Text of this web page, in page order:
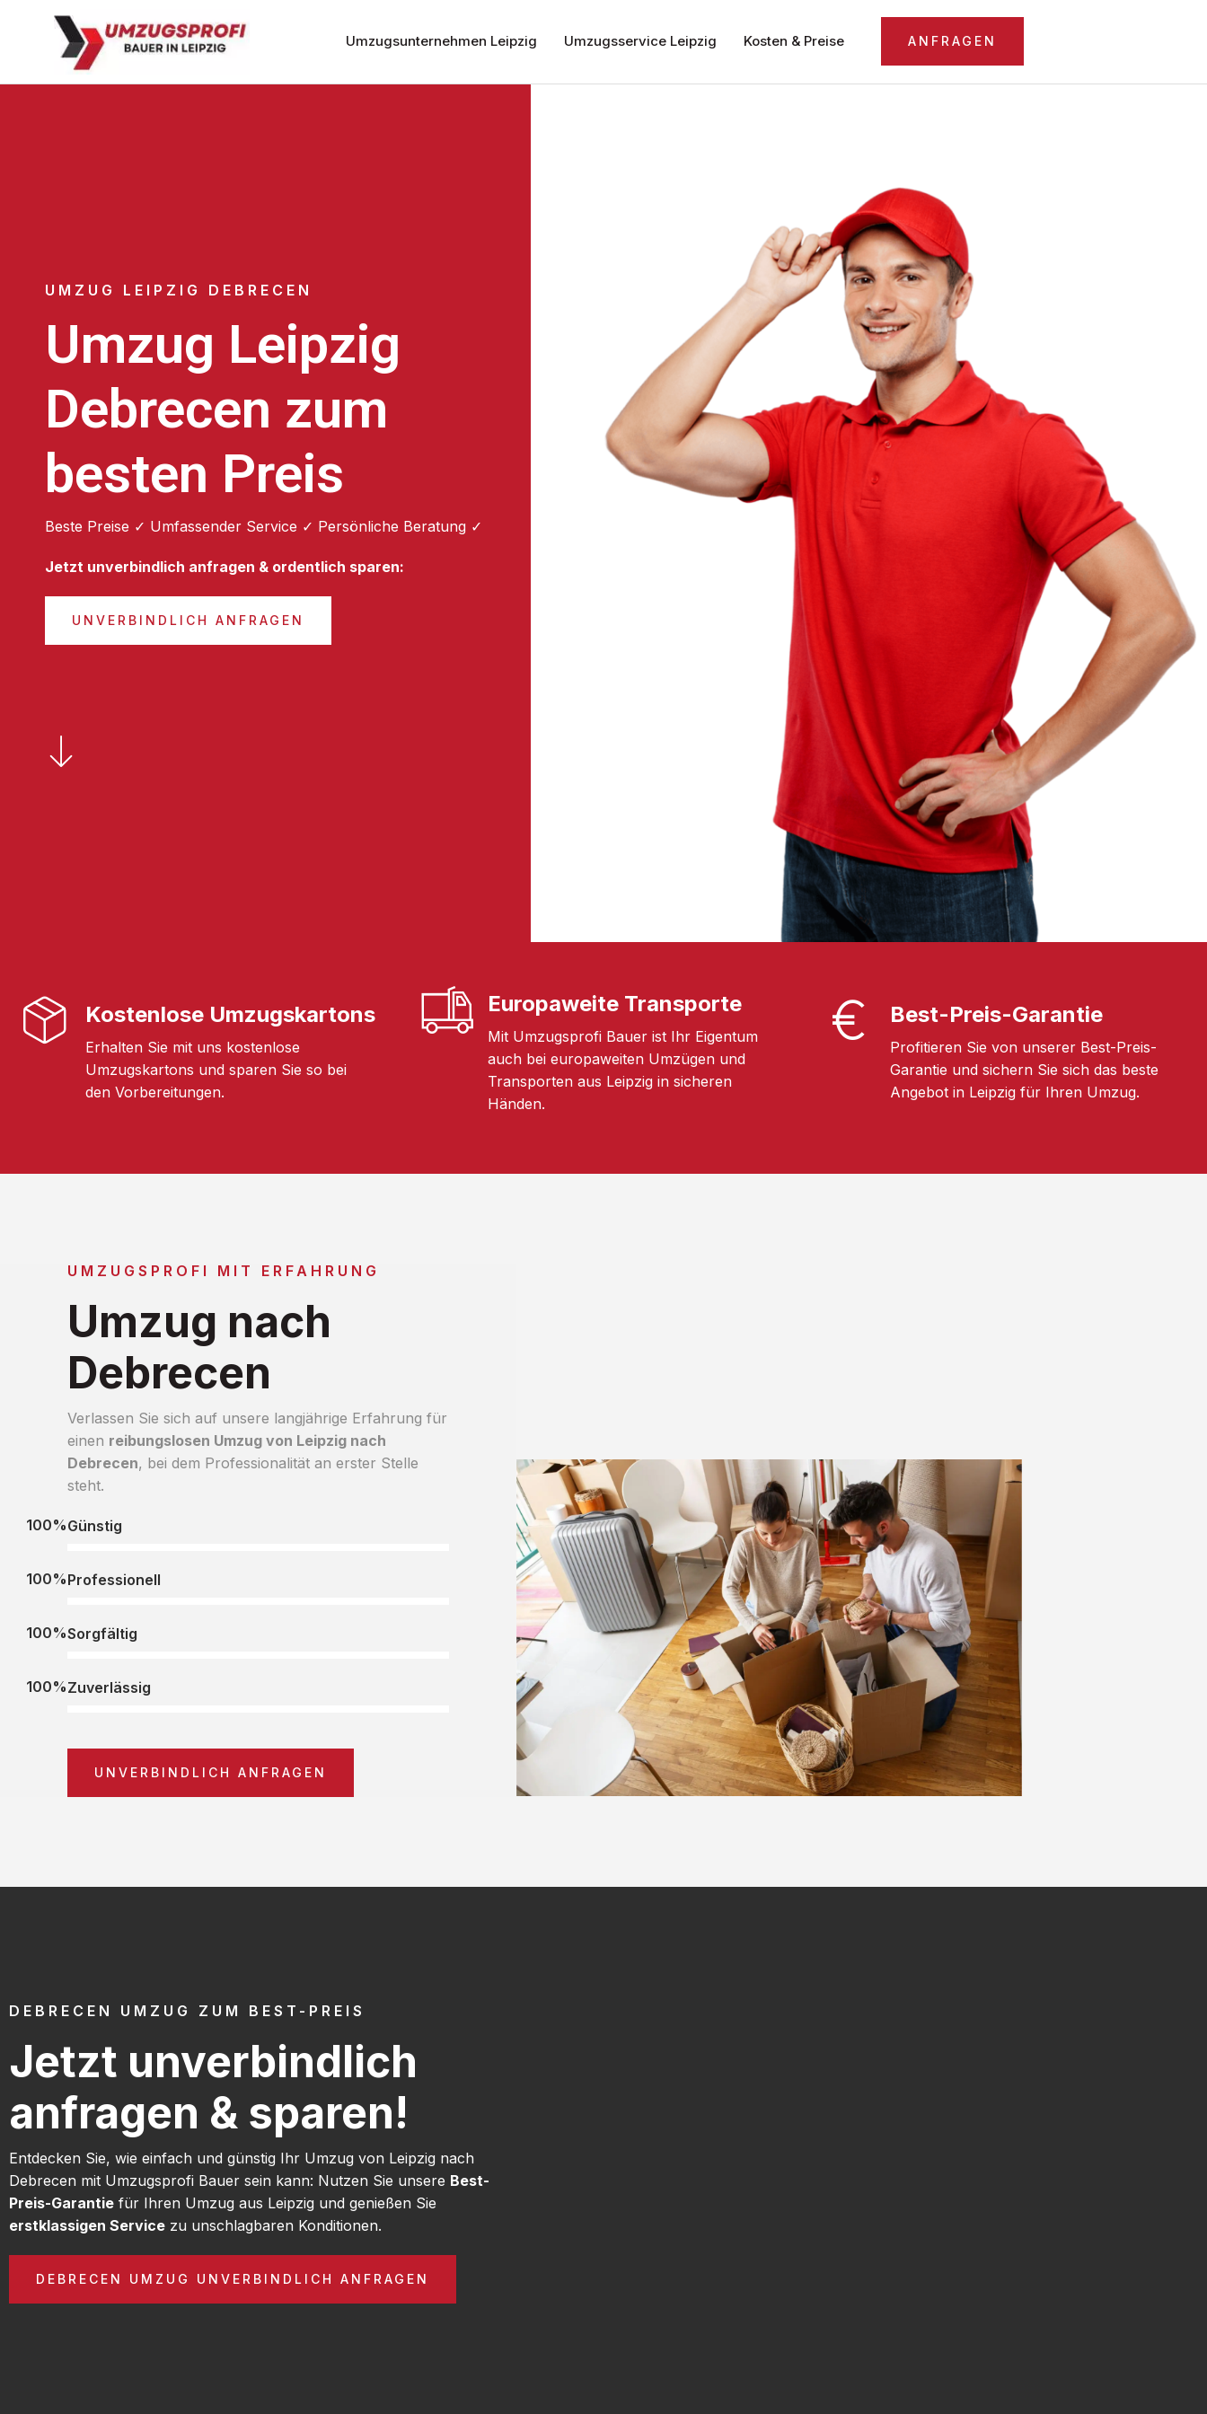
Umzugsunternehmen Leipzig Umzugsservice Leipzig Kosten & Preise ANFRAGEN
UMZUG LEIPZIG DEBRECEN
Umzug Leipzig
Debrecen zum
besten Preis
Beste Preise ✓ Umfassender Service ✓ Persönliche Beratung ✓
Jetzt unverbindlich anfragen & ordentlich sparen:
UNVERBINDLICH ANFRAGEN
Kostenlose Umzugskartons
Erhalten Sie mit uns kostenlose
Umzugskartons und sparen Sie so bei
den Vorbereitungen.
Europaweite Transporte
Mit Umzugsprofi Bauer ist Ihr Eigentum
auch bei europaweiten Umzügen und
Transporten aus Leipzig in sicheren
Händen.
Best-Preis-Garantie
Profitieren Sie von unserer Best-Preis-
Garantie und sichern Sie sich das beste
Angebot in Leipzig für Ihren Umzug.
UMZUGSPROFI MIT ERFAHRUNG
Umzug nach
Debrecen
Verlassen Sie sich auf unsere langjährige Erfahrung für
einen reibungslosen Umzug von Leipzig nach
Debrecen, bei dem Professionalität an erster Stelle
steht.
Günstig
100%
Professionell
100%
Sorgfältig
100%
Zuverlässig
100%
UNVERBINDLICH ANFRAGEN
DEBRECEN UMZUG ZUM BEST-PREIS
Jetzt unverbindlich
anfragen & sparen!
Entdecken Sie, wie einfach und günstig Ihr Umzug von Leipzig nach
Debrecen mit Umzugsprofi Bauer sein kann: Nutzen Sie unsere Best-
Preis-Garantie für Ihren Umzug aus Leipzig und genießen Sie
erstklassigen Service zu unschlagbaren Konditionen.
DEBRECEN UMZUG UNVERBINDLICH ANFRAGEN